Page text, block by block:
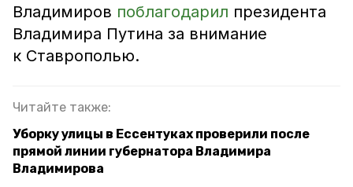
Владимиров поблагодарил президента
Владимира Путина за внимание
к Ставрополью.
Читайте также:
Уборку улицы в Ессентуках проверили после
прямой линии губернатора Владимира
Владимирова